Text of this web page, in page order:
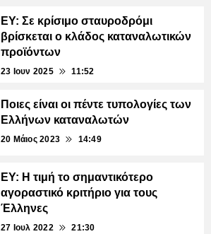
ΕΥ: Σε κρίσιμο σταυροδρόμι
βρίσκεται ο κλάδος καταναλωτικών
προϊόντων
23 Ιουν 2025 11:52
Ποιες είναι οι πέντε τυπολογίες των
Ελλήνων καταναλωτών
20 Μάιος 2023 14:49
ΕΥ: Η τιμή το σημαντικότερο
αγοραστικό κριτήριο για τους
Έλληνες
27 Ιουλ 2022 21:30